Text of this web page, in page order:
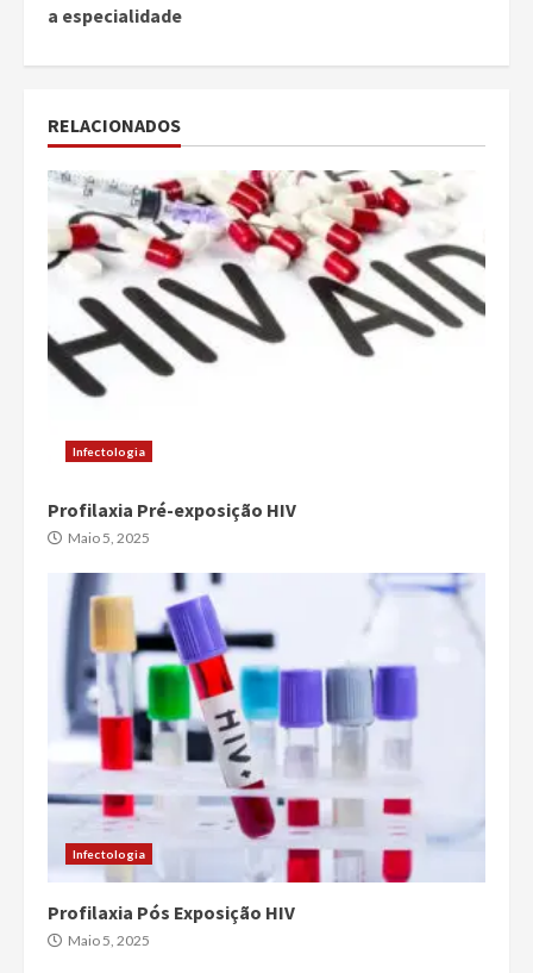
a especialidade
RELACIONADOS
Infectologia
Profilaxia Pré-exposição HIV
Maio 5, 2025
Infectologia
Profilaxia Pós Exposição HIV
Maio 5, 2025